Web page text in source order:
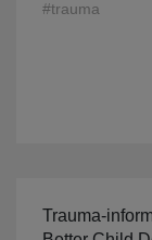
#trauma
Trauma-